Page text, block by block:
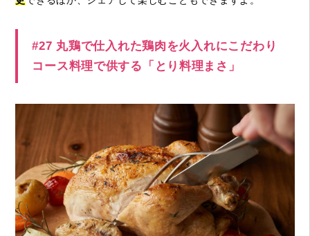
#27 丸鶏で仕入れた鶏肉を火入れにこだわり
コース料理で供する「とり料理まさ」